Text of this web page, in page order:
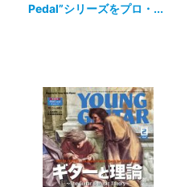
Pedal”シリーズをプロ・...